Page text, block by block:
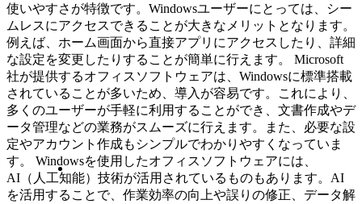
使いやすさが特徴です。Windowsユーザーにとっては、シー
ムレスにアクセスできることが大きなメリットとなります。
例えば、ホーム画面から直接アプリにアクセスしたり、詳細
な設定を変更したりすることが簡単に行えます。 Microsoft
社が提供するオフィスソフトウェアは、Windowsに標準搭載
されていることが多いため、導入が容易です。これにより、
多くのユーザーが手軽に利用することができ、文書作成やデ
ータ管理などの業務がスムーズに行えます。また、必要な設
定やアカウント作成もシンプルでわかりやすくなっていま
す。 Windowsを使用したオフィスソフトウェアには、
AI（人工知能）技術が活用されているものもあります。AI
を活用することで、作業効率の向上や誤りの修正、データ解